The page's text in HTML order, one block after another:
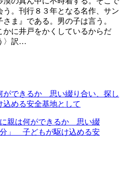
。刊行８３年となる名作、サン
ま』である。男の子は言う。
かに井戸をかくしているからだ
〉訳…
ができるか 思い綴り合い、探し
める安全基地として